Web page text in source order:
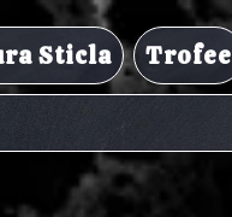
Sticla Trofee